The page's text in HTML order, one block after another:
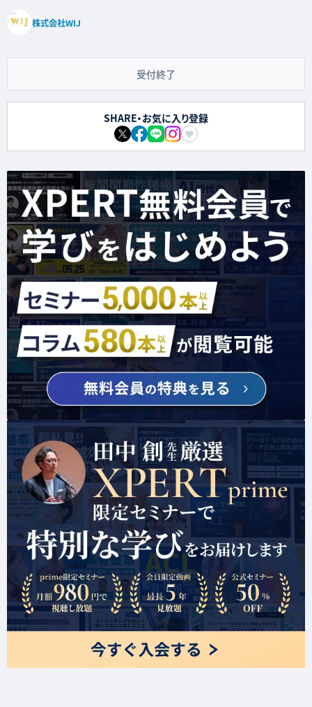
株式会社WIJ
受付終了
SHARE・お気に入り登録